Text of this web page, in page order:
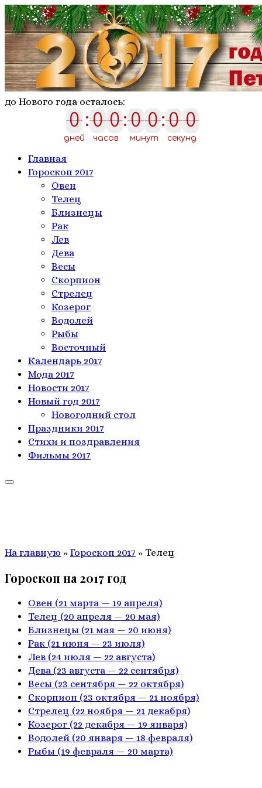
до Нового года осталось:
0
0
дней
:0
0 0
0
часов
:0
0 0
0
минут
:0
0 0
0
секунд
Главная
Гороскоп 2017
Овен
Телeц
Близнецы
Рак
Лев
Дева
Весы
Скорпион
Стрелец
Козерог
Водолей
Рыбы
Восточный
Календарь 2017
Мода 2017
Новости 2017
Новый год 2017
Новогодний стол
Праздники 2017
Стихи и поздравления
Фильмы 2017
На главную » Гороскоп 2017 » Телeц
Гороскоп на 2017 год
Овен (21 марта — 19 апреля)
Телец (20 апреля — 20 мая)
Близнецы (21 мая — 20 июня)
Рак (21 июня — 23 июля)
Лев (24 июля — 22 августа)
Дева (23 августа — 22 сентября)
Весы (23 сентября — 22 октября)
Скорпион (23 октября — 21 ноября)
Стрелец (22 ноября — 21 декабря)
Козерог (22 декабря — 19 января)
Водолей (20 января — 18 февраля)
Рыбы (19 февраля — 20 марта)